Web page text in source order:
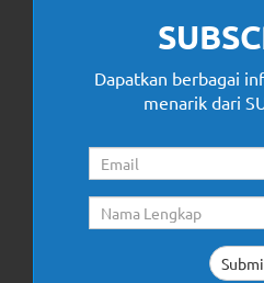
Dapatkan berbagai
menarik dari